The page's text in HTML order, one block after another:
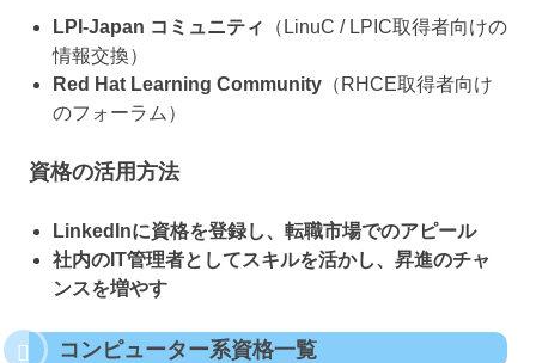
LPI-Japan コミュニティ
（LinuC / LPIC取得者向けの
情報交換）
Red Hat Learning Community （RHCE取得者向け
のフォーラム）
資格の活用方法
LinkedInに資格を登録し、転職市場でのアピール
社内のIT管理者としてスキルを活かし、昇進のチャ
ンスを増やす
コンピューター系資格一覧